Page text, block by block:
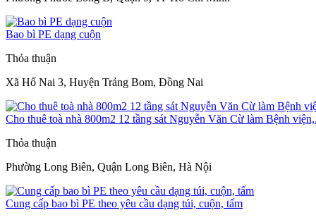
Bao bì PE dạng cuộn
Thỏa thuận
Xã Hố Nai 3, Huyện Trảng Bom, Đồng Nai
Cho thuê toà nhà 800m2 12 tầng sát Nguyễn Văn Cừ làm Bệnh
Thỏa thuận
Phường Long Biên, Quận Long Biên, Hà Nội
Cung cấp bao bì PE theo yêu cầu dạng túi, cuộn, tấm